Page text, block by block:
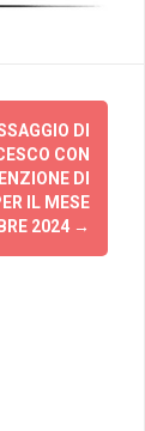
DI
CON
DI
IL MESE
2024 →